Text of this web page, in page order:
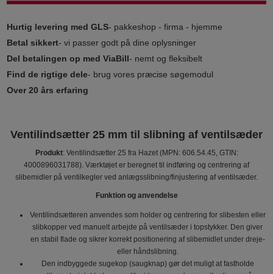
Hurtig levering med GLS- pakkeshop - firma - hjemme
Betal sikkert- vi passer godt på dine oplysninger
Del betalingen op med ViaBill- nemt og fleksibelt
Find de rigtige dele- brug vores præcise søgemodul
Over 20 års erfaring
Ventilindsætter 25 mm til slibning af ventilsæder
Produkt: Ventilindsætter 25 fra Hazet (MPN: 606.54.45, GTIN:
4000896031788). Værktøjet er beregnet til indføring og centrering af
slibemidler på ventilkegler ved anlægsslibning/finjustering af ventilsæder.
Funktion og anvendelse
Ventilindsætteren anvendes som holder og centrering for slibesten eller
slibkopper ved manuelt arbejde på ventilsæder i topstykker. Den giver
en stabil flade og sikrer korrekt positionering af slibemidlet under dreje-
eller håndslibning.
Den indbyggede sugekop (saugknap) gør det muligt at fastholde